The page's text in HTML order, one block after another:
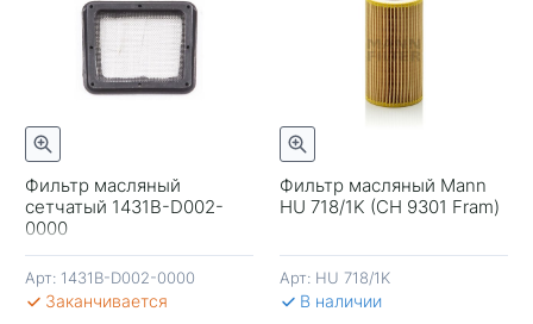
Фильтр масляный
сетчатый 1431B-D002-
0000
Арт: 1431B-D002-0000
Заканчивается
Фильтр масляный Mann
HU 718/1K (CH 9301 Fram)
Арт: HU 718/1K
В наличии
КОРЗИНУ В КОРЗИНУ